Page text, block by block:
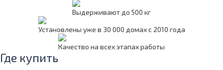
Выдерживают до 500 кг
Установлены уже в 30 000 домах с 2010 года
Качество на всех этапах работы
Где купить